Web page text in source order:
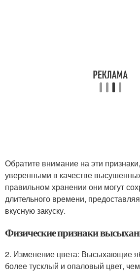
Обратите внимание на эти
уверенными в качестве
правильном хранении они могут
длительного времени,
вкусную закуску.
Физические признаки
2. Изменение цвета: Высыхающие
более тусклый и опаловый цвет,